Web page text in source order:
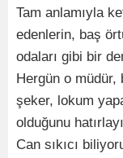
Tam anlamıyla
edenlerin, baş
odaları gibi bir
Hergün o
şeker, lokum
olduğunu
Can sıkıcı